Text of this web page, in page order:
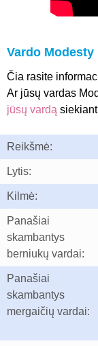
Vardo Modesty
Čia rasite
Ar jūsų vardas
jūsų vardą
Reikšmė:
Lytis:
Kilmė:
Panašiai
skambantys
berniukų vardai:
Panašiai
skambantys
mergaičių vardai: